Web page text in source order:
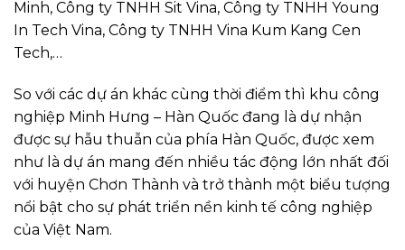
Minh, Công ty TNHH Sit Vina, Công ty TNHH Young
In Tech Vina, Công ty TNHH Vina Kum Kang Cen
Tech,…
So với các dự án khác cùng thời điểm thì khu công
nghiệp Minh Hưng – Hàn Quốc đang là dự nhận
được sự hẫu thuẫn của phía Hàn Quốc, được xem
như là dự án mang đến nhiều tác động lớn nhất đối
với huyện Chơn Thành và trở thành một biểu tượng
nổi bật cho sự phát triển nền kinh tế công nghiệp
của Việt Nam.